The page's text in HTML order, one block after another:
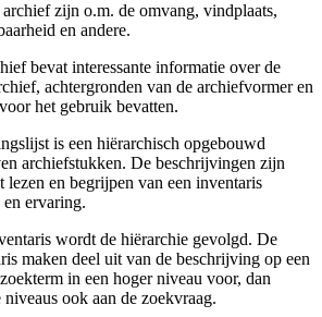
zijn o.m. de omvang, vindplaats,
en andere.
bevat interessante informatie over de
achtergronden van de archiefvormer en
het gebruik bevatten.
is een hiërarchisch opgebouwd
archiefstukken. De beschrijvingen zijn
lezen en begrijpen van een inventaris
ervaring.
wordt de hiërarchie gevolgd. De
maken deel uit van de beschrijving op een
in een hoger niveau voor, dan
ook aan de zoekvraag.